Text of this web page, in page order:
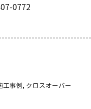
0772
工事例 クロスオーバー